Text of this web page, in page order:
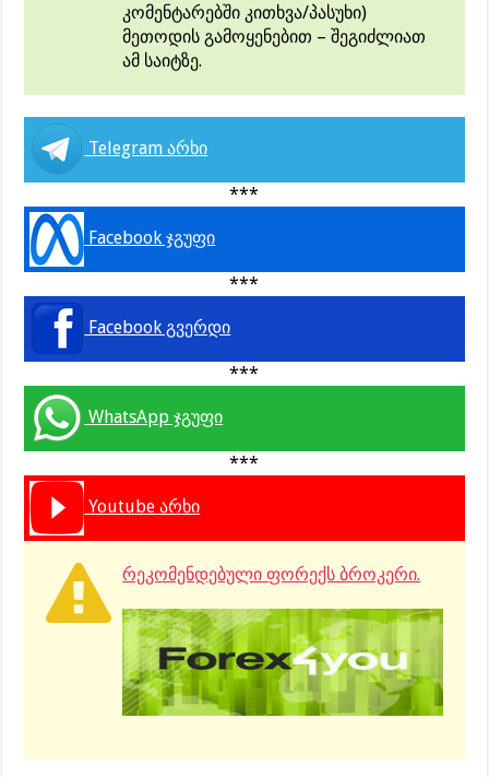
კომენტარებში კითხვა/პასუხი)
მეთოდის გამოყენებით – შეგიძლიათ
ამ საიტზე.
Telegram არხი
***
Facebook ჯგუფი
***
Facebook გვერდი
***
WhatsApp ჯგუფი
***
Youtube არხი
რეკომენდებული ფორექს ბროკერი.